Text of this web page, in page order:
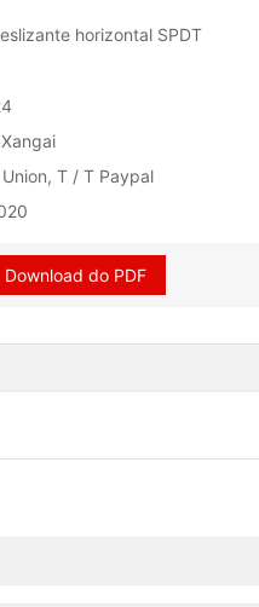
horizontal SPDT
T / T Paypal
Download do PDF